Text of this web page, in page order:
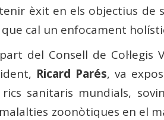
èxit en els objectius de
cal un enfocament
del Consell de Col·legis
Ricard Parés, va
sanitaris mundials,
zoonòtiques en el